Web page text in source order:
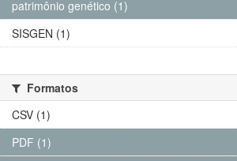
patrimônio genético (1)
SISGEN (1)
Formatos
CSV (1)
PDF (1)